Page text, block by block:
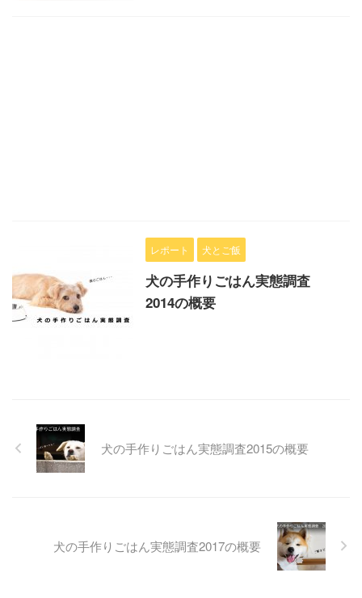
レポート 犬とご飯
犬の手作りごはん実態調査
2014の概要
犬の手作りごはん実態調査2015の概要
犬の手作りごはん実態調査2017の概要